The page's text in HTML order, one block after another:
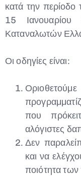
κατά την
15
Καταναλωτών
Οι οδηγίες είναι:
που
αλόγιστες
Δεν
και να
ποιότητα